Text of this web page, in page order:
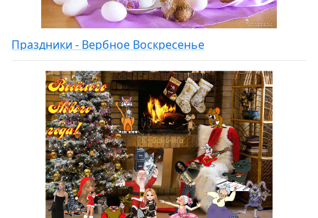
Праздники - Вербное Воскресенье